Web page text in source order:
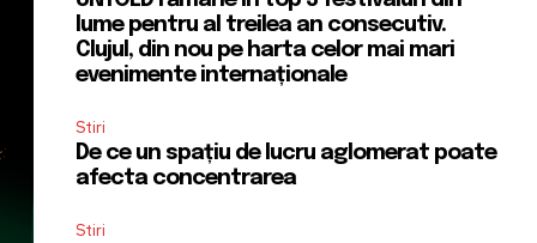
lume pentru al treilea an consecutiv.
Clujul, din nou pe harta celor mai mari
evenimente internaționale
Stiri
De ce un spațiu de lucru aglomerat poate
afecta concentrarea
Stiri